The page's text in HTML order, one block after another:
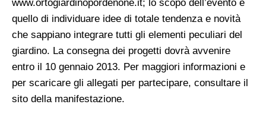
www.ortogiardinopordenone.it; lo scopo dell’evento è
quello di individuare idee di totale tendenza e novità
che sappiano integrare tutti gli elementi peculiari del
giardino. La consegna dei progetti dovrà avvenire
entro il 10 gennaio 2013. Per maggiori informazioni e
per scaricare gli allegati per partecipare, consultare il
sito della manifestazione.